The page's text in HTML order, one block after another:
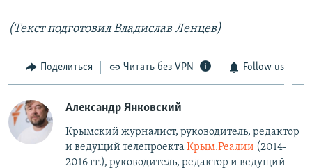
(Текст подготовил Владислав Ленцев)
Поделиться Читать без VPN Follow us
Александр Янковский
Крымский журналист, руководитель, редактор
и ведущий телепроекта Крым.Реалии (2014-
2016 гг.), руководитель, редактор и ведущий